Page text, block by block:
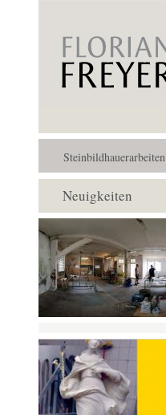
Steinbildhauerarbeiten
Neuigkeiten